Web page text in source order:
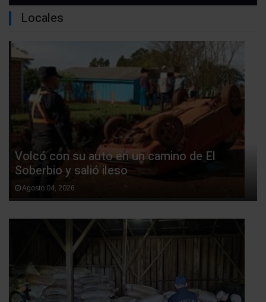
Locales
Volcó con su auto en un camino de El
Soberbio y salió ileso
Agosto 04, 2026